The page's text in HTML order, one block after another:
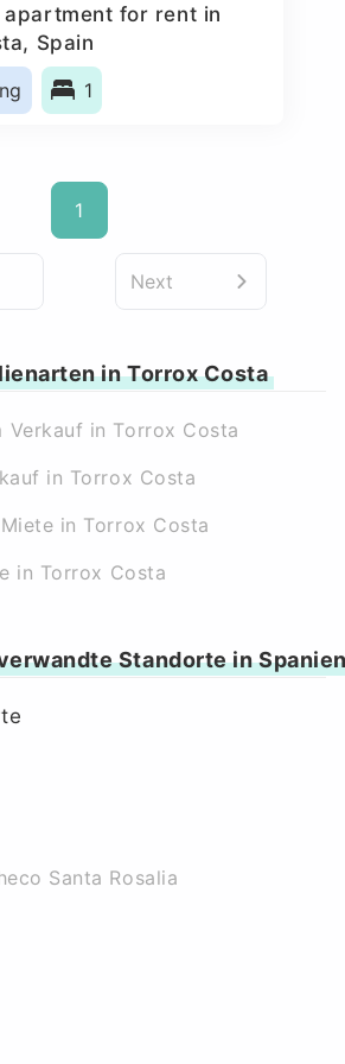
apartment for rent in
Spain
1
1
Next
in Torrox Costa
Verkauf in Torrox Costa
in Torrox Costa
in Torrox Costa
in Torrox Costa
Standorte in
Santa Rosalia